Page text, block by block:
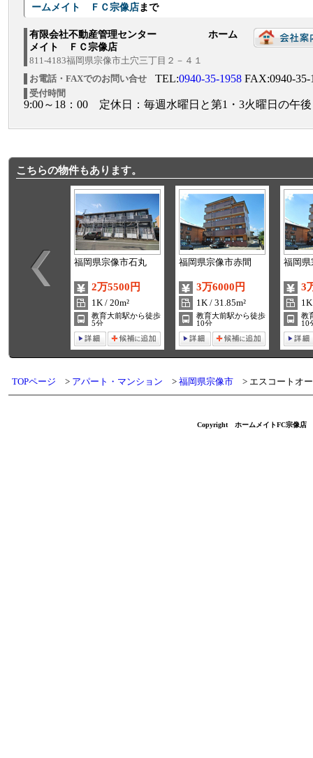
ームメイト ＦＣ宗像店まで
有限会社不動産管理センター ホーム
メイト ＦＣ宗像店
811-4183福岡県宗像市土穴三丁目２－４１
お電話・FAXでのお問い合せ
TEL:0940-35-1958 FAX:0940-35-
受付時間
9:00～18：00 定休日：毎週水曜日と第1・3火曜日の午後
こちらの物件もあります。
福岡県宗像市石丸
2万5500円
1K / 20m²
教育大前駅から徒歩
5分
福岡県宗像市赤間
3万6000円
1K / 31.85m²
教育大前駅から徒歩
10分
福岡県
3
教
10
TOPページ アパート・マンション 福岡県宗像市 エスコートオ
Copyright ホームメイトFC宗像店